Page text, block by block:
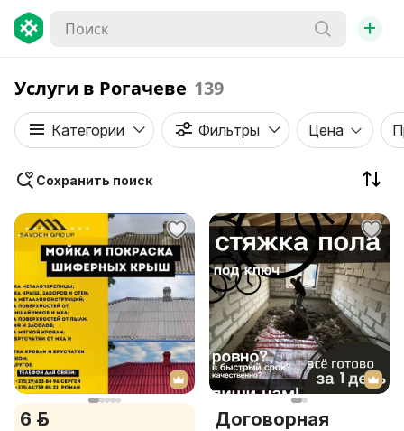
+
Услуги в Рогачеве 139
Категории Фильтры Цена
Сохранить поиск
6 р. Договорная